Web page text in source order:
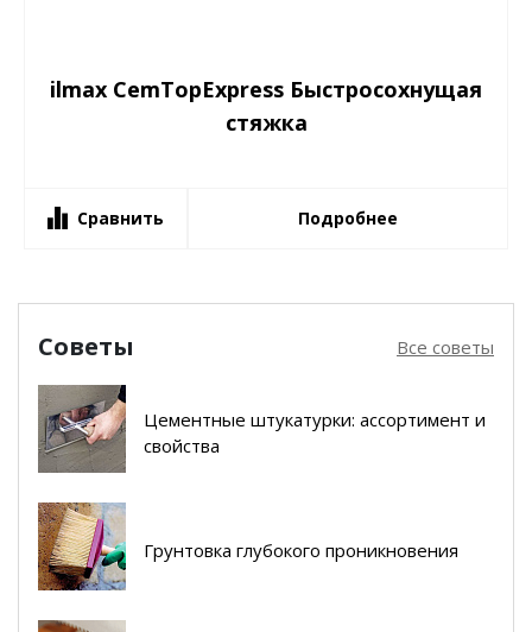
ilmax CemTopExpress Быстросохнущая
стяжка
Сравнить Подробнее
Советы Все советы
Цементные штукатурки: ассортимент и
свойства
Грунтовка глубокого проникновения